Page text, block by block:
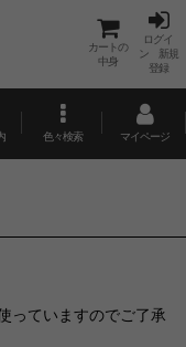
カートの
中身
ログイ
ン 新規
登録
色々検索 マイページ
っていますのでご了承